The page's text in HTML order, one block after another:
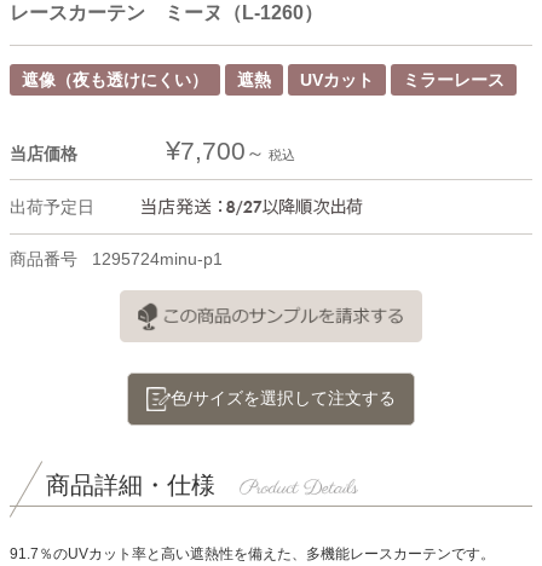
レースカーテン ミーヌ（L-1260）
遮像（夜も透けにくい） 遮熱 UVカット ミラーレース
当店価格 ¥7,700 税込
出荷予定日
商品番号 1295724minu-p1
色/サイズを選択して注文する
商品詳細・仕様
91.7％のUVカット率と高い遮熱性を備えた、多機能レースカーテンです。